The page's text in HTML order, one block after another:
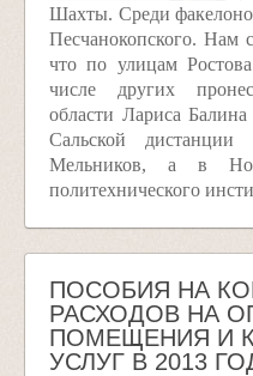
Шахты. Среди
Песчанокопского. Нам
что по улицам
числе других
области Лариса
Сальской дистанции
Мельников, а в
политехнического
ПОСОБИЯ НА
РАСХОДОВ НА
ПОМЕЩЕНИЯ И
УСЛУГ В 2013